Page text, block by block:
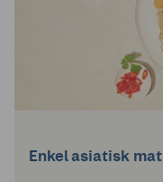
Enkel asiatisk mat